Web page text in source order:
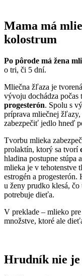
Mama má
kolostrum
Po pôrode má žena
o tri, či 5 dní.
Mliečna žľaza je
vývoju dochádza počas
progesterón. Spolu s
príprava mliečnej
zabezpečiť jedlo hneď
Tvorbu mlieka
prolaktín, ktorý sa tvorí
hladina postupne stúpa
mlieka je v tehotenstve
estrogén a
u ženy prudko klesá,
potrebuje dieťa.
V preklade – mlieko
množstve, ktoré ale
Hrudník nie je